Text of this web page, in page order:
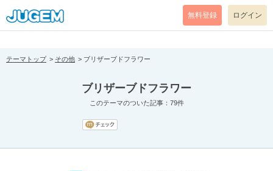
[pear_error: message="Success" code=0 mode=return level=notice
prefix="" info=""]
無料登録 ログイン
テーマトップ その他 ブリザーブドフラワー
ブリザーブドフラワー
このテーマのついた記事：79件